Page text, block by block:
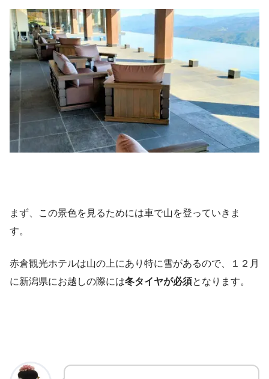
まず、この景色を見るためには車で山を登っていきま
す。
赤倉観光ホテルは山の上にあり特に雪があるので、１２月
に新潟県にお越しの際には冬タイヤが必須となります。